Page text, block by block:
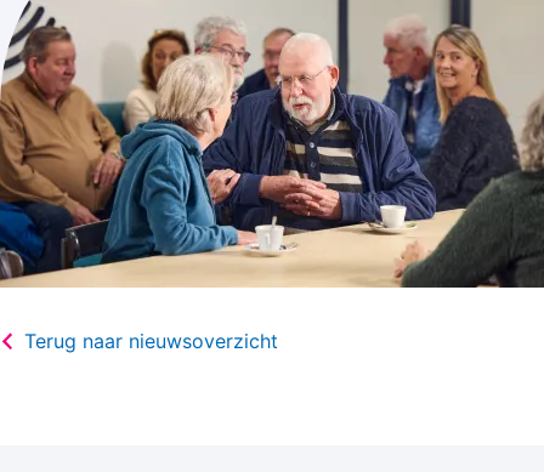
Terug naar nieuwsoverzicht